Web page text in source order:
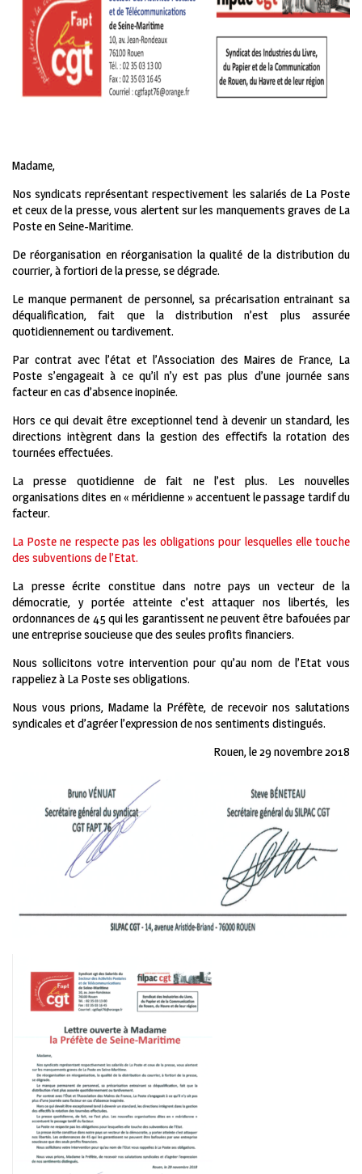
Madame,
Nos syndicats représentant respectivement les salariés de La Poste
et ceux de la presse, vous alertent sur les manquements graves de La
Poste en Seine-Maritime.
De réorganisation en réorganisation la qualité de la distribution du
courrier, à fortiori de la presse, se dégrade.
Le manque permanent de personnel, sa précarisation entrainant sa
déqualification, fait que la distribution n’est plus assurée
quotidiennement ou tardivement.
Par contrat avec l’état et l’Association des Maires de France, La
Poste s’engageait à ce qu’il n’y est pas plus d’une journée sans
facteur en cas d’absence inopinée.
Hors ce qui devait être exceptionnel tend à devenir un standard, les
directions intègrent dans la gestion des effectifs la rotation des
tournées effectuées.
La presse quotidienne de fait ne l’est plus. Les nouvelles
organisations dites en « méridienne » accentuent le passage tardif du
facteur.
La Poste ne respecte pas les obligations pour lesquelles elle touche
des subventions de l’Etat.
La presse écrite constitue dans notre pays un vecteur de la
démocratie, y portée atteinte c’est attaquer nos libertés, les
ordonnances de 45 qui les garantissent ne peuvent être bafouées par
une entreprise soucieuse que des seules profits financiers.
Nous sollicitons votre intervention pour qu’au nom de l’Etat vous
rappeliez à La Poste ses obligations.
Nous vous prions, Madame la Préfète, de recevoir nos salutations
syndicales et d’agréer l’expression de nos sentiments distingués.
Rouen, le 29 novembre 2018